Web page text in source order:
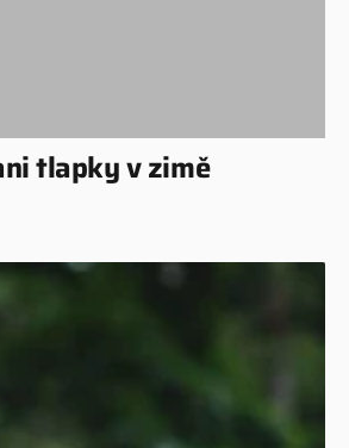
tlapky v zimě